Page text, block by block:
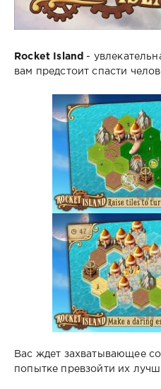
Rocket Island -
вам предстоит спасти
Вас ждет захватывающее
попытке превзойти их